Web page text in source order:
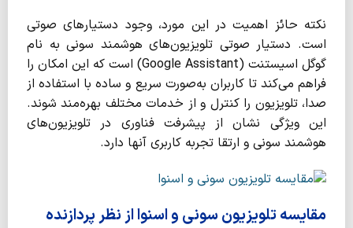
نکته حائز اهمیت در این مورد، وجود دستیارهای صوتی
است. دستیار صوتی تلویزیون‌های هوشمند سونی به نام
گوگل اسیستنت (Google Assistant) است که این امکان را
فراهم می‌کند تا کاربران به‌صورت سریع و ساده با استفاده از
صدا، تلویزیون را کنترل و از خدمات مختلف بهره‌مند شوند.
این ویژگی نشان از پیشرفت فناوری در تلویزیون‌های
هوشمند سونی و ارتقا تجربه کاربری آنها دارد.
مقایسه تلویزیون سونی و اسنوا از نظر پردازنده